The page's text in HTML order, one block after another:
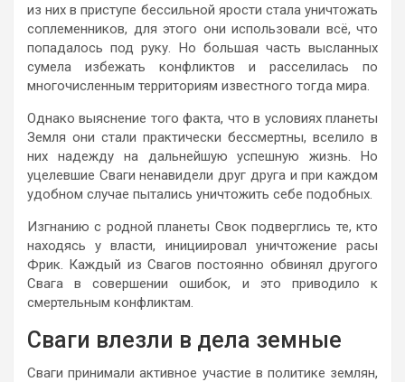
из них в приступе бессильной ярости стала уничтожать
соплеменников, для этого они использовали всё, что
попадалось под руку. Но большая часть высланных
сумела избежать конфликтов и расселилась по
многочисленным территориям известного тогда мира.
Однако выяснение того факта, что в условиях планеты
Земля они стали практически бессмертны, вселило в
них надежду на дальнейшую успешную жизнь. Но
уцелевшие Сваги ненавидели друг друга и при каждом
удобном случае пытались уничтожить себе подобных.
Изгнанию с родной планеты Свок подверглись те, кто
находясь у власти, инициировал уничтожение расы
Фрик. Каждый из Свагов постоянно обвинял другого
Свага в совершении ошибок, и это приводило к
смертельным конфликтам.
Сваги влезли в дела земные
Сваги принимали активное участие в политике землян,